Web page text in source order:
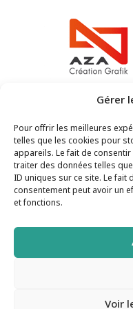
Gérer
Pour offrir les meilleures
telles que les cookies pour
appareils. Le fait de
traiter des données telles
ID uniques sur ce site. Le
consentement peut avoir un
et fonctions.
Voir
Aza
87 200